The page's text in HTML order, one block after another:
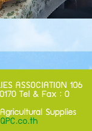
ASSOCIATION 106
Tel & Fax : 0
Supplies
QPC.co.th